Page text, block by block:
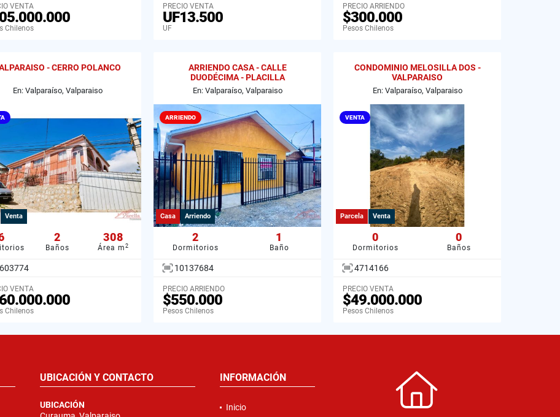
VENTA
Chilenos
PRECIO VENTA
UF13.500
UF
PRECIO ARRIENDO
$300.000
Pesos Chilenos
- CERRO POLANCO
En: Valparaíso, Valparaiso
Venta
2
Baños
308
Área m 2
VENTA
Chilenos
ARRIENDO CASA - CALLE
DUODÉCIMA - PLACILLA
En: Valparaíso, Valparaiso
ARRIENDO
Casa Arriendo
2
Dormitorios
1
Baño
10137684
PRECIO ARRIENDO
$550.000
Pesos Chilenos
CONDOMINIO MELOSILLA DOS -
VALPARAISO
En: Valparaíso, Valparaiso
VENTA
Parcela Venta
0
Dormitorios
0
Baños
4714166
PRECIO VENTA
$49.000.000
Pesos Chilenos
UBICACIÓN Y CONTACTO
UBICACIÓN
INFORMACIÓN
Inicio